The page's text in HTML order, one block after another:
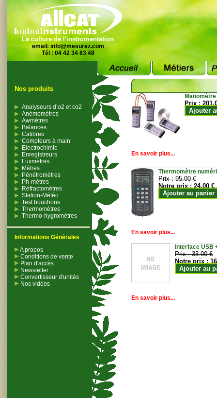
La culture de l'instrumentation
email: info@mesurez.com
Tél : 04 42 34 83 48
Nos produits
Analyseurs d’o2 et co2
Anémomètres
Awmètres
Balances
Calibres
Compteurs à main
Electrochimie
Enregistreurs
Luxmètres
Mètres
Pénétromètres
Ph-mètres
Réfractomètres
Station-Météo
Test bouchons
Thermomètres
Thermo-hygromètres
Informations Générales
A propos
Conditions de vente
Plan d'accès
Newsletter
Convertisseur d'unités
Nos vidéos
Prix :
Ajouter
En savoir plus...
Thermomètre
Prix :95.00 €
Notre prix :24.00 €
Ajouter au panier
En savoir plus...
Interface USB
Prix :33.00 €
Notre prix :
Ajouter au
En savoir plus...